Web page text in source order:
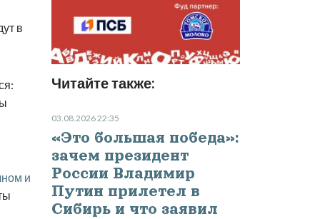
в
и
Читайте также:
03.08.2026 22:35
«Это большая победа»:
зачем президент
России Владимир
Путин прилетел в
Сибирь и что заявил